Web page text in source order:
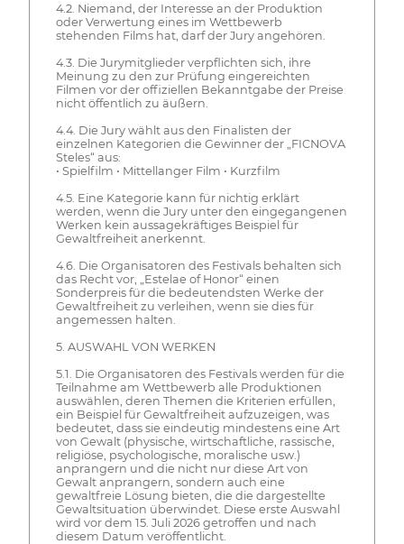
4.2. Niemand, der Interesse an der Produktion
oder Verwertung eines im Wettbewerb
stehenden Films hat, darf der Jury angehören.
4.3. Die Jurymitglieder verpflichten sich, ihre
Meinung zu den zur Prüfung eingereichten
Filmen vor der offiziellen Bekanntgabe der Preise
nicht öffentlich zu äußern.
4.4. Die Jury wählt aus den Finalisten der
einzelnen Kategorien die Gewinner der „FICNOVA
Steles“ aus:
• Spielfilm • Mittellanger Film • Kurzfilm
4.5. Eine Kategorie kann für nichtig erklärt
werden, wenn die Jury unter den eingegangenen
Werken kein aussagekräftiges Beispiel für
Gewaltfreiheit anerkennt.
4.6. Die Organisatoren des Festivals behalten sich
das Recht vor, „Estelae of Honor“ einen
Sonderpreis für die bedeutendsten Werke der
Gewaltfreiheit zu verleihen, wenn sie dies für
angemessen halten.
5. AUSWAHL VON WERKEN
5.1. Die Organisatoren des Festivals werden für die
Teilnahme am Wettbewerb alle Produktionen
auswählen, deren Themen die Kriterien erfüllen,
ein Beispiel für Gewaltfreiheit aufzuzeigen, was
bedeutet, dass sie eindeutig mindestens eine Art
von Gewalt (physische, wirtschaftliche, rassische,
religiöse, psychologische, moralische usw.)
anprangern und die nicht nur diese Art von
Gewalt anprangern, sondern auch eine
gewaltfreie Lösung bieten, die die dargestellte
Gewaltsituation überwindet. Diese erste Auswahl
wird vor dem 15. Juli 2026 getroffen und nach
diesem Datum veröffentlicht.